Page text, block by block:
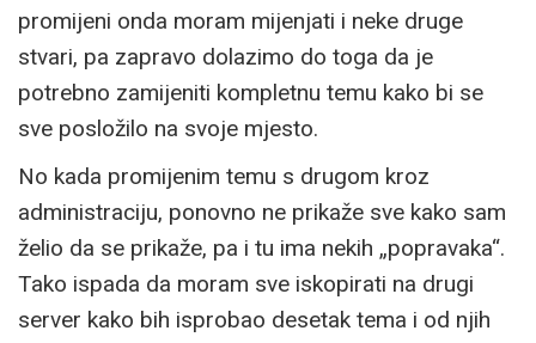
promijeni onda moram mijenjati i neke druge
stvari, pa zapravo dolazimo do toga da je
potrebno zamijeniti kompletnu temu kako bi se
sve posložilo na svoje mjesto.
No kada promijenim temu s drugom kroz
administraciju, ponovno ne prikaže sve kako sam
želio da se prikaže, pa i tu ima nekih „popravaka“.
Tako ispada da moram sve iskopirati na drugi
server kako bih isprobao desetak tema i od njih